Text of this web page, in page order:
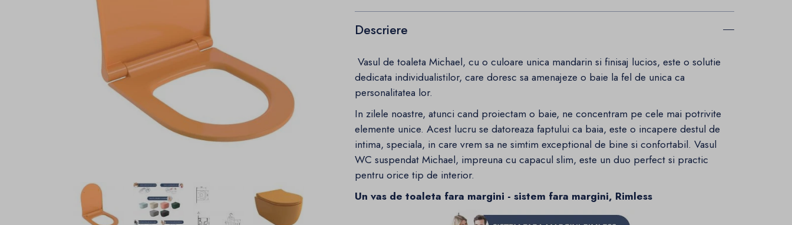
Descriere
Vasul de toaleta Michael, cu o culoare unica mandarin si finisaj lucios, este o solutie
dedicata individualistilor, care doresc sa amenajeze o baie la fel de unica ca
personalitatea lor.
In zilele noastre, atunci cand proiectam o baie, ne concentram pe cele mai potrivite
elemente unice. Acest lucru se datoreaza faptului ca baia, este o incapere destul de
intima, speciala, in care vrem sa ne simtim exceptional de bine si confortabil. Vasul
WC suspendat Michael, impreuna cu capacul slim, este un duo perfect si practic
pentru orice tip de interior.
Un vas de toaleta fara margini - sistem fara margini, Rimless